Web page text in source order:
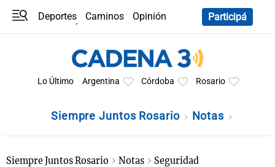
Deportes Caminos
Opinión
Participá
Lo Último Argentina Córdoba Rosario
Siempre Juntos Rosario Notas
Siempre Juntos Rosario Notas Seguridad